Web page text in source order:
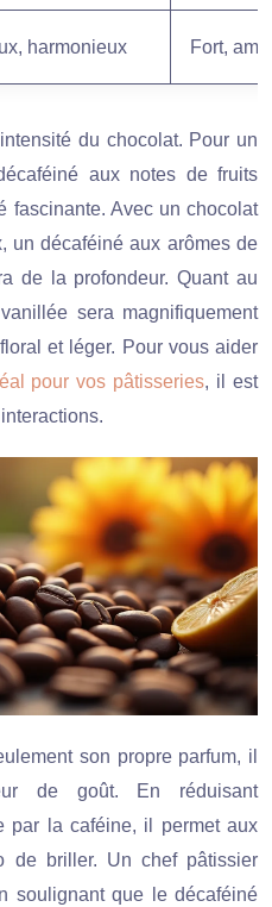
harmonieux Fort,
du chocolat. Pour un
aux notes de fruits
fascinante. Avec un chocolat
un décaféiné aux arômes de
de la profondeur. Quant au
sera magnifiquement
et léger. Pour vous aider
pour vos pâtisseries, il est
son propre parfum, il
de goût. En réduisant
par la caféine, il permet aux
de briller. Un chef pâtissier
soulignant que le décaféiné